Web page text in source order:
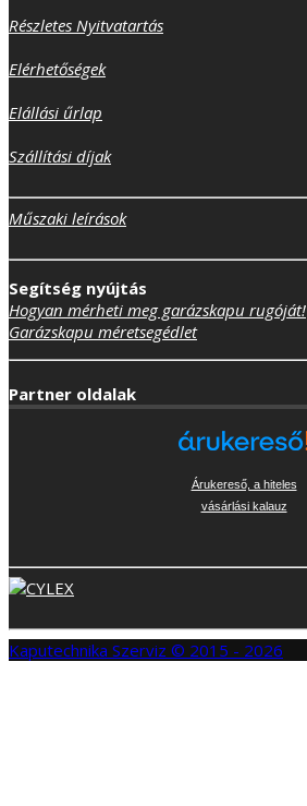
Részletes Nyitvatartás
Elérhetőségek
Elállási űrlap
Szállítási díjak
Műszaki leírások
Segítség nyújtás
Hogyan mérheti meg garázskapu rugóját!
Garázskapu méretsegédlet
Partner oldalak
Árukereső, a hiteles
vásárlási kalauz
Kaputechnika Szerviz © 2015 - 2026